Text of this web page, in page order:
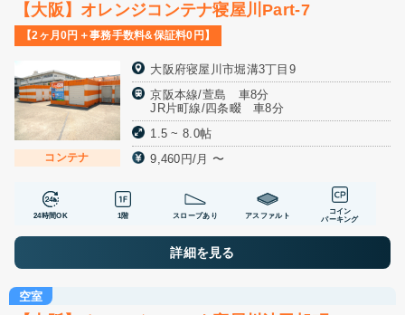
【大阪】オレンジコンテナ寝屋川Part-7
【2ヶ月0円＋事務手数料&保証料0円】
コンテナ
大阪府寝屋川市堀溝3丁目9
京阪本線/萱島 車8分
JR片町線/四条畷 車8分
1.5 ~ 8.0帖
9,460円/月 〜
24時間OK 1階 スロープあり アスファルト
コイン
パーキング
詳細を見る
空室